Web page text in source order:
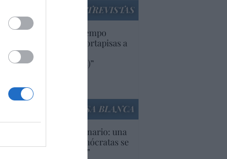
ENTREVISTAS
“Europa lleva mucho tiempo
poniendo aranceles y cortapisas a
productos y compañías
americanas (y europeas)”
Artículos anteriores
LA CASA BLANCA
EEUU. Inquietante escenario: una
tercera parte de los demócratas se
define como “socialista”